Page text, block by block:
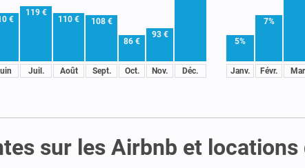
€
119 €
Juil.
110 €
Août
108 €
Sept.
86 €
Oct.
93 €
Nov. Déc.
5%
Janv.
7%
Févr.
sur les Airbnb et locations